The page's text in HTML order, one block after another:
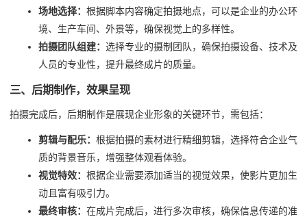
场地选择： 根据脚本内容确定拍摄地点，可以是企业的办公环
境、生产车间、外景等，确保视觉上的多样性。
拍摄团队组建： 选择专业的摄制团队，确保拍摄设备、技术及
人员的专业性，提升最终成片的质量。
三、后期制作，效果呈现
拍摄完成后，后期制作是展现企业形象的关键环节，需包括：
剪辑与配乐： 根据拍摄的素材进行精细剪辑，选择符合企业气
质的背景音乐，增强整体观看体验。
视觉特效： 根据企业需要添加适当的视觉效果，使影片更加生
动且富有吸引力。
最终审核： 在成片完成后，进行多次审核，确保信息传递的准